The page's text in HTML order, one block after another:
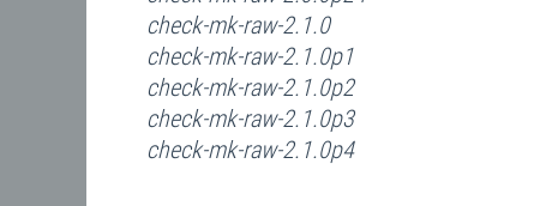
check-mk-raw-2.1.0
check-mk-raw-2.1.0p1
check-mk-raw-2.1.0p2
check-mk-raw-2.1.0p3
check-mk-raw-2.1.0p4